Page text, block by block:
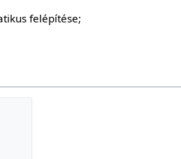
felépítése;